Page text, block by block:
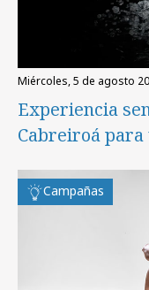
miércoles, 5 de agosto
Experiencia
Cabreiroá
Campañas